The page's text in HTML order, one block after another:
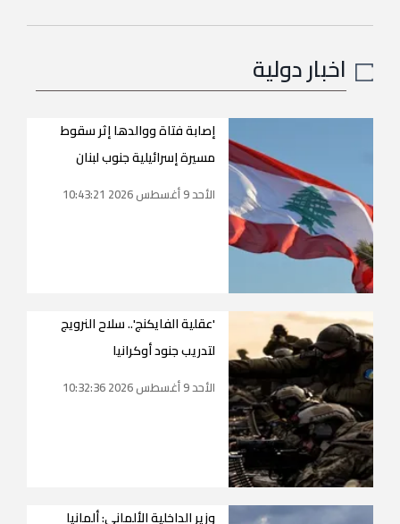
اخبار دولية
إصابة فتاة ووالدها إثر سقوط
مسيرة إسرائيلية جنوب لبنان
الأحد 9 أغسطس 2026 10:43:21
'عقلية الفايكنج'.. سلاح النرويج
لتدريب جنود أوكرانيا
الأحد 9 أغسطس 2026 10:32:36
وزير الداخلية الألماني: ألمانيا